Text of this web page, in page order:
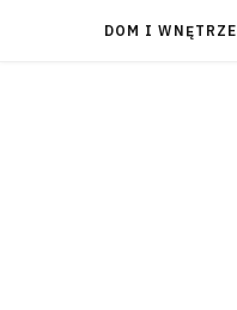
DOM I WNĘTRZE